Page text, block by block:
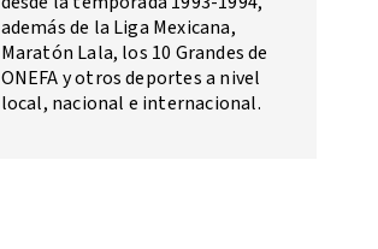
además de la Liga Mexicana,
Maratón Lala, los 10 Grandes de
ONEFA y otros deportes a nivel
local, nacional e internacional.